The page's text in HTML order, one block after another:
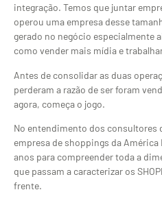
integração. Temos que juntar
operou uma empresa desse
gerado no negócio especialmente
como vender mais mídia e
Antes de consolidar as duas
perderam a razão de ser foram
agora, começa o jogo.
No entendimento dos consultores
empresa de shoppings da América
anos para compreender toda a
que passam a caracterizar os
frente.